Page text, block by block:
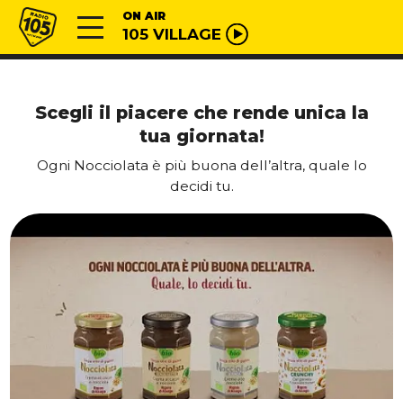
Vai al contenuto
Radio 105 ON AIR
105 VILLAGE
Scegli il piacere che rende unica la
tua giornata!
Ogni Nocciolata è più buona dell’altra, quale lo
decidi tu.